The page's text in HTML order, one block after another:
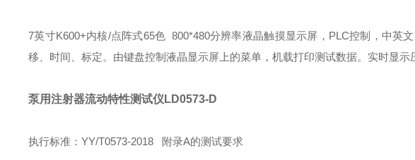
7英寸K600+内核/点阵式65色 800*480分辨率液晶触摸显示屏，PLC控制，中英
移、时间、标定。由键盘控制液晶显示屏上的菜单，机载打印测试数据。实时显示
泵用注射器流动特性测试仪LD0573-D
执行标准：YY/T0573-2018 附录A的测试要求